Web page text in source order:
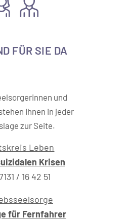
FÜR SIE DA
und
Ihnen in jeder
zur Seite.
Leben
Krisen
/ 16 42 51
für Fernfahrer